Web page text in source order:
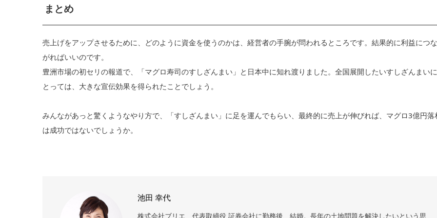
まとめ
売上げをアップさせるために、どのように資金を使うのかは、経営者の手腕が問われるところです。結果的に利益につな
がればいいのです。
豊洲市場の初セリの報道で、「マグロ寿司のすしざんまい」と日本中に知れ渡りました。全国展開したいすしざんまいに
とっては、大きな宣伝効果を得られたことでしょう。
みんながあっと驚くようなやり方で、「すしざんまい」に足を運んでもらい、最終的に売上が伸びれば、マグロ3億円落
は成功ではないでしょうか。
池田 幸代
株式会社ブリエ 代表取締役 証券会社に勤務後、結婚。長年の土地問題を解決したいという思